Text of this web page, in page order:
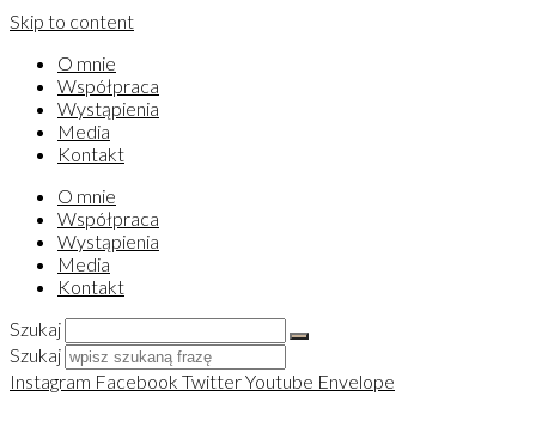
Skip to content
O mnie
Współpraca
Wystąpienia
Media
Kontakt
O mnie
Współpraca
Wystąpienia
Media
Kontakt
Szukaj
Szukaj
Instagram Facebook TwitterYoutube Envelope